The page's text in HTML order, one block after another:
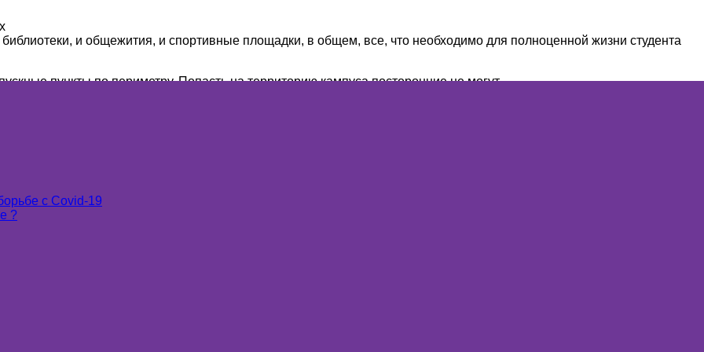
с Covid-19
?
и общежития, и спортивные площадки, в общем, все, что необходимо для полноценной жизни студента
пункты по периметру. Попасть на территорию кампуса посторонние не могут.
какая-либо помощь, то жители поднебесной с большой охотой помогут по самым разным вопросам.
от самого ученика!
образования за рубежом — Китай занимает
иностранных студентов обучается в Китае. Китай вкладывает в свою образовательную систему около 1 трлн. юаней
Торговый оборот между КНР и Узбекистаном на конец 2018 года составляет 5 миллиардов долларов
млрд долларов — доля импорта. Наша страна придает приоритетное значение дальнейшему укреплению